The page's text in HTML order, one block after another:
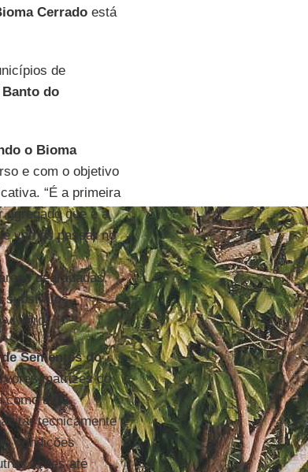
Cerradoestá
de
Banto do
o Bioma
e com o objetivo
“É a primeira
que é a
vamos passar no
degradadas,
substratos,
viveiro.
Sementes do
matrizes do
como área
tecnicamente
condições
ações até